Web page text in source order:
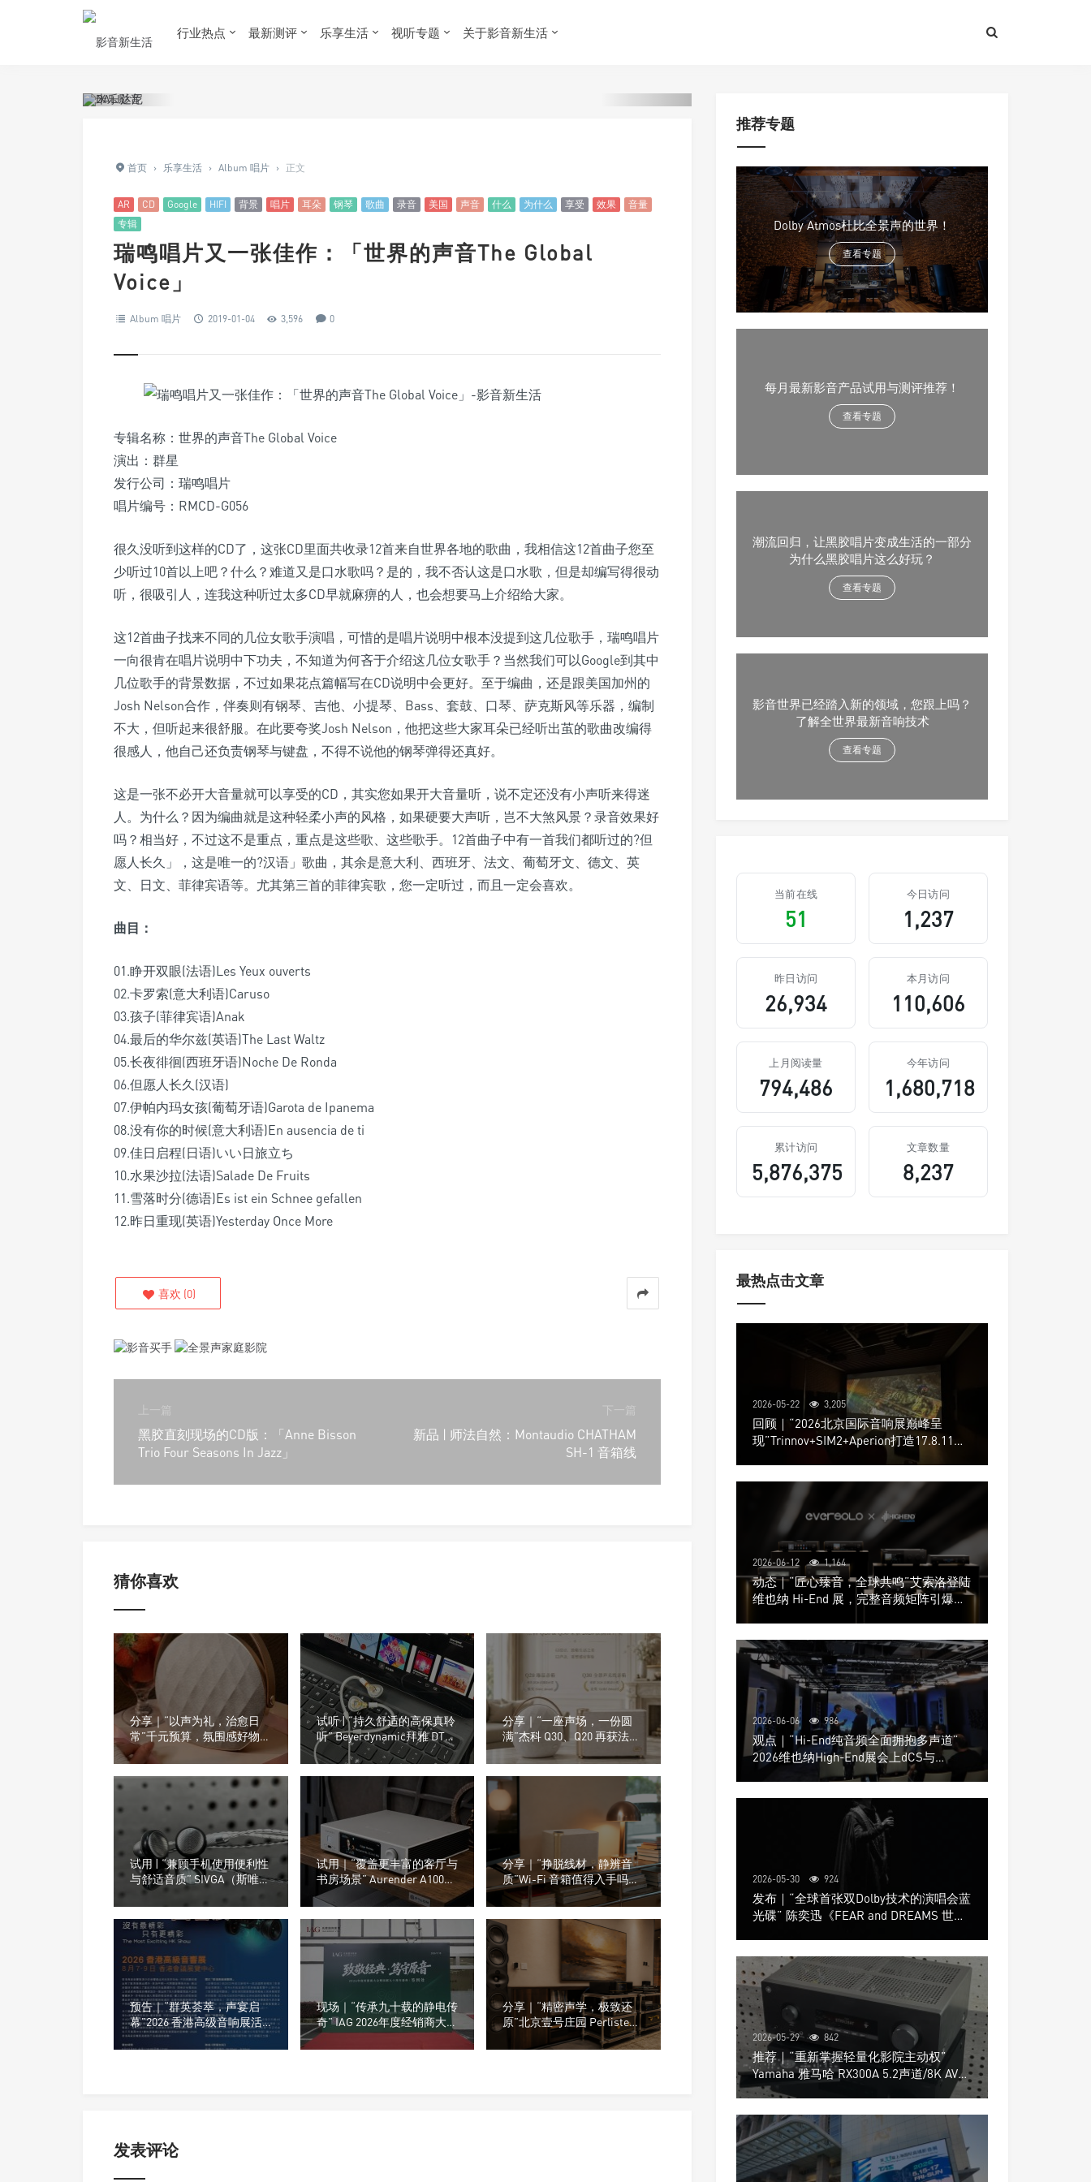
行业热点 最新测评 乐享生活 视听专题 关于影音新生活
首页 › 乐享生活 › Album 唱片 › 正文
AR CD Google HIFI 背景 唱片 耳朵 钢琴 歌曲 录音 美国 声音 什么 为什么 享受 效果
音量
专辑
瑞鸣唱片又一张佳作：「世界的声音The Global
Voice」
Album 唱片 2019-01-04 3,596 0
专辑名称：世界的声音The Global Voice
演出：群星
发行公司：瑞鸣唱片
唱片编号：RMCD-G056
很久没听到这样的CD了，这张CD里面共收录12首来自世界各地的歌曲，我相信这12首曲子您至
少听过10首以上吧？什么？难道又是口水歌吗？是的，我不否认这是口水歌，但是却编写得很动
听，很吸引人，连我这种听过太多CD早就麻痹的人，也会想要马上介绍给大家。
这12首曲子找来不同的几位女歌手演唱，可惜的是唱片说明中根本没提到这几位歌手，瑞鸣唱片
一向很肯在唱片说明中下功夫，不知道为何吝于介绍这几位女歌手？当然我们可以Google到其中
几位歌手的背景数据，不过如果花点篇幅写在CD说明中会更好。至于编曲，还是跟美国加州的
Josh Nelson合作，伴奏则有钢琴、吉他、小提琴、Bass、套鼓、口琴、萨克斯风等乐器，编制
不大，但听起来很舒服。在此要夸奖Josh Nelson，他把这些大家耳朵已经听出茧的歌曲改编得
很感人，他自己还负责钢琴与键盘，不得不说他的钢琴弹得还真好。
这是一张不必开大音量就可以享受的CD，其实您如果开大音量听，说不定还没有小声听来得迷
人。为什么？因为编曲就是这种轻柔小声的风格，如果硬要大声听，岂不大煞风景？录音效果好
吗？相当好，不过这不是重点，重点是这些歌、这些歌手。12首曲子中有一首我们都听过的?但
愿人长久」，这是唯一的?汉语」歌曲，其余是意大利、西班牙、法文、葡萄牙文、德文、英
文、日文、菲律宾语等。尤其第三首的菲律宾歌，您一定听过，而且一定会喜欢。
曲目：
01.睁开双眼(法语)Les Yeux ouverts
02.卡罗索(意大利语)Caruso
03.孩子(菲律宾语)Anak
04.最后的华尔兹(英语)The Last Waltz
05.长夜徘徊(西班牙语)Noche De Ronda
06.但愿人长久(汉语)
07.伊帕内玛女孩(葡萄牙语)Garota de Ipanema
08.没有你的时候(意大利语)En ausencia de ti
09.佳日启程(日语)いい日旅立ち
10.水果沙拉(法语)Salade De Fruits
11.雪落时分(德语)Es ist ein Schnee gefallen
12.昨日重现(英语)Yesterday Once More
喜欢 (0)
上一篇
黑胶直刻现场的CD版：「Anne Bisson
Trio Four Seasons In Jazz」
下一篇
新品 | 师法自然：Montaudio CHATHAM
SH-1 音箱线
猜你喜欢
分享｜“以声为礼，治愈日
常”千元预算，氛围感好物推
荐
试听 | “持久舒适的高保真聆
听” Beyerdynamic拜雅 DT
30 IE 入耳式监听耳机
分享｜“一座声场，一份圆
满”杰科 Q30、Q20 再获法国
设计奖
试用 | “兼顾手机使用便利性
与舒适音质” SIVGA（斯唯
嘉）M260平头耳塞
试用｜“覆盖更丰富的客厅与
书房场景” Aurender A1000
数字音乐播放器
分享｜“挣脱线材，静辨音
质”Wi-Fi 音箱值得入手吗？
小白选购干货汇总
预告｜“群英荟萃，声宴启
幕”2026 香港高级音响展活
动及参展商名单
现场｜“传承九十载的静电传
奇” IAG 2026年度经销商大会
暨Quad国都90周年盛典在深
举行
分享｜“精密声学，极致还
原”北京壹号庄园 Perlisten
S7t Black Edition HiFi 系统
发表评论
推荐专题
Dolby Atmos杜比全景声的世界！
查看专题
每月最新影音产品试用与测评推荐！
查看专题
潮流回归，让黑胶唱片变成生活的一部分
为什么黑胶唱片这么好玩？
查看专题
影音世界已经踏入新的领域，您跟上吗？
了解全世界最新音响技术
查看专题
当前在线
51
今日访问
1,237
昨日访问
26,934
本月访问
110,606
上月阅读量
794,486
今年访问
1,680,718
累计访问
5,876,375
文章数量
8,237
最热点击文章
2026-05-22 3,205
回顾｜“2026北京国际音响展巅峰呈
现”Trinnov+SIM2+Aperion打造17.8.11声
2026-06-12 1,164
动态｜“匠心臻音，全球共鸣”艾索洛登陆
维也纳 Hi-End 展，完整音频矩阵引爆关
2026-06-06 986
观点｜“Hi-End纯音频全面拥抱多声道”
2026维也纳High-End展会上dCS与
Trinnov Audio搭建多声道演示系统
2026-05-30 924
发布｜“全球首张双Dolby技术的演唱会蓝
光碟” 陈奕迅《FEAR and DREAMS 世界
2026-05-29 842
推荐｜“重新掌握轻量化影院主动权”
Yamaha 雅马哈 RX300A 5.2声道/8K AV放
大器